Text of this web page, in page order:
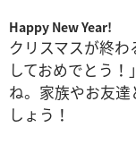
Happy New Year!
クリスマスが終わ
しておめでとう
ね。 家族やお友
しょう！